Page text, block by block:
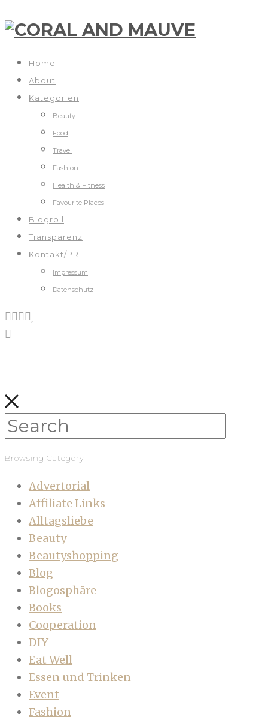
Home
About
Kategorien
Beauty
Food
Travel
Fashion
Health & Fitness
Favourite Places
Blogroll
Transparenz
Kontakt/PR
Impressum
Datenschutz
Browsing Category
Advertorial
Affiliate Links
Alltagsliebe
Beauty
Beautyshopping
Blog
Blogosphäre
Books
Cooperation
DIY
Eat Well
Essen und Trinken
Event
Fashion